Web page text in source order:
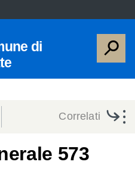
di
Correlati
573